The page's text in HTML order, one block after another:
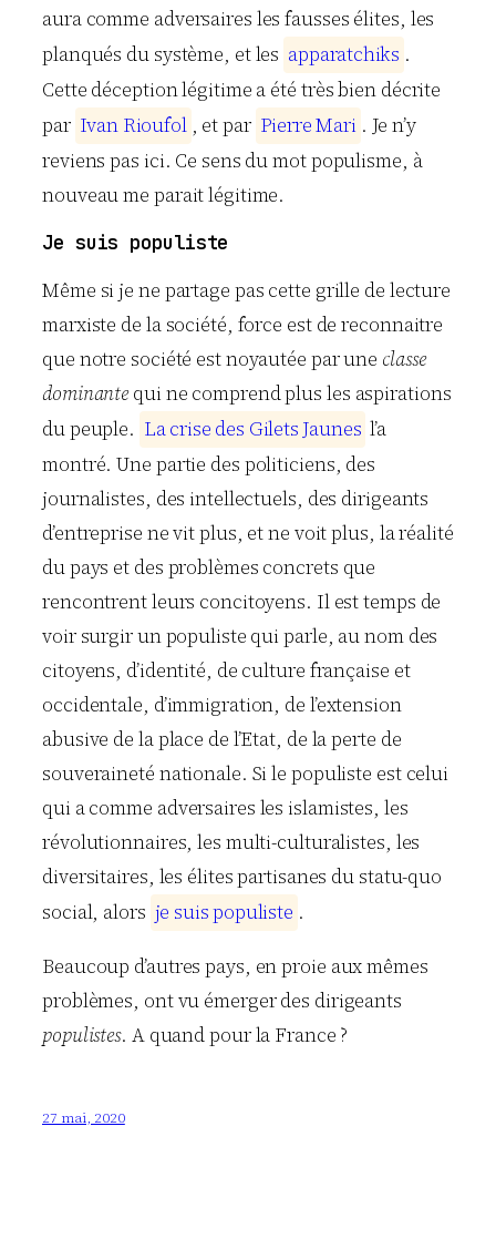
aura comme adversaires les fausses élites, les
planqués du système, et les apparatchiks .
Cette déception légitime a été très bien décrite
par Ivan Rioufol , et par PierreMari . Je n’y
reviens pas ici. Ce sens du mot populisme, à
nouveau me parait légitime.
Je suis populiste
Même si je ne partage pas cette grille de lecture
marxiste de la société, force est de reconnaitre
que notre société est noyautée par une classe
dominantequi ne comprend plus les aspirations
du peuple. Lacrise des Gilets Jaunes l’a
montré. Une partie des politiciens, des
journalistes, des intellectuels, des dirigeants
d’entreprise ne vit plus, et ne voit plus, la réalité
du pays et des problèmes concrets que
rencontrent leurs concitoyens. Il est temps de
voir surgir un populiste qui parle, au nom des
citoyens, d’identité, de culture française et
occidentale, d’immigration, de l’extension
abusive de la place de l’Etat, de la perte de
souveraineté nationale. Si le populiste est celui
qui a comme adversaires les islamistes, les
révolutionnaires, les multi-culturalistes, les
diversitaires, les élites partisanes du statu-quo
social, alors je suispopuliste .
Beaucoup d’autres pays, en proie aux mêmes
problèmes, ont vu émerger des dirigeants
populistes. A quand pour la France ?
27 mai, 2020